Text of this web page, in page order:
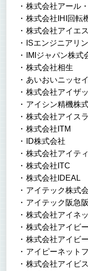
株式会社アール
株式会社IHI回転
株式会社アイエス
ISエンジニアリ
IMIジャパン株式
株式会社相生
あいおいニッセ
株式会社アイザ
アイシン精機株
株式会社アイス
株式会社ITM
ID株式会社
株式会社アイテ
株式会社ITC
株式会社IDEAL
アイテック株式
アイテック阪急
株式会社アイネ
株式会社アイビ
株式会社アイビ
アイピーネット
株式会社アイビス